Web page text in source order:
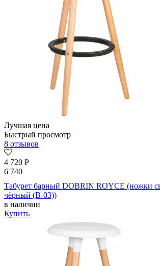
Лучшая цена
Быстрый просмотр
8 отзывов
4 720 Р
6 740
Табурет барный DOBRIN ROYCE (ножки
чёрный (B-03))
в наличии
Купить